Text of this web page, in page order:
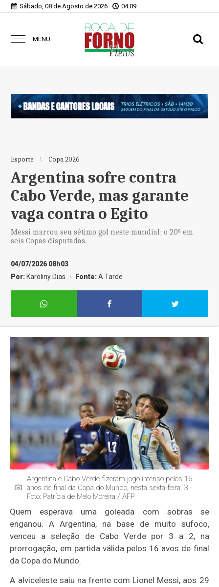
Sábado, 08 de Agosto de 2026 04:09
MENU
Esporte Copa 2026
Argentina sofre contra
Cabo Verde, mas garante
vaga contra o Egito
Messi marcou seu sétimo gol neste mundial; o 20º em
seis Copas disputadas.
04/07/2026 08h03
Por: Karoliny Dias Fonte:A Tarde
Argentina e Cabo Verde fizeram jogo intenso pelos 16
anos de final da Copa do Mundo, nesta sexta-feira, 3 -
Foto: Patrícia de Melo Moreira / AFP
Quem esperava uma goleada com sobras se
enganou. A Argentina, na base de muito sufoco,
venceu a seleção de Cabo Verde por 3 a 2, na
prorrogação, em partida válida pelos 16 avos de final
da Copa do Mundo.
A alviceleste saiu na frente com Lionel Messi, aos 29